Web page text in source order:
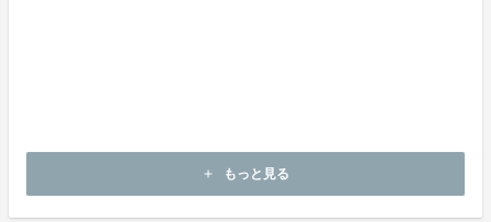
も広く知らしめたいと思い続けています。
add もっと見る